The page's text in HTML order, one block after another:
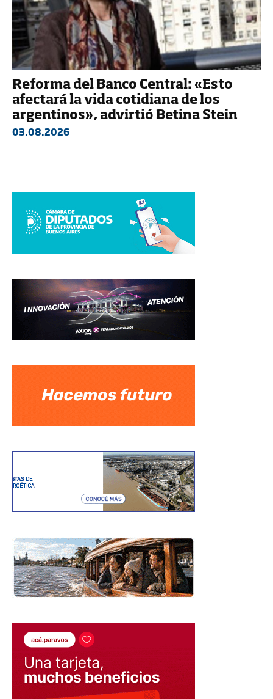
Reforma del Banco Central: «Esto
afectará la vida cotidiana de los
argentinos», advirtió Betina Stein
03.08.2026